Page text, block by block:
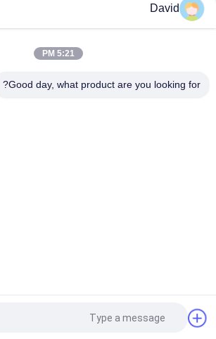
أزيبست خالي من النسيج لفائف الفرامل لشركة
الرافعة الرافعة المصعد
ملفات غطاء الفرامل المنسوجة المرنة المرنة
David
5:21 PM
Good day, what product are you looking for?